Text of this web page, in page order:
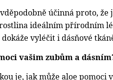
účinná proto,
ideálním přírodním
vyléčit i dásňové
vašim zubům a
je, jak může aloe pomoci